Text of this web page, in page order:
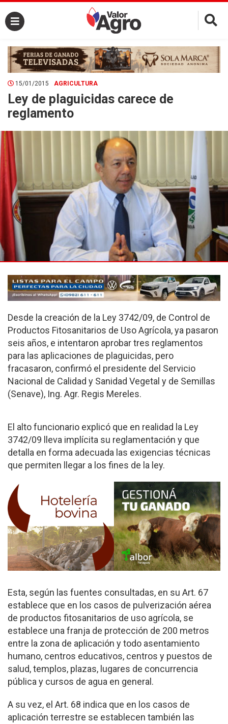
×
15/01/2015 AGRICULTURA
Ley de plaguicidas carece de
reglamento
Desde la creación de la Ley 3742/09, de Control de
Productos Fitosanitarios de Uso Agrícola, ya pasaron
seis años, e intentaron aprobar tres reglamentos
para las aplicaciones de plaguicidas, pero
fracasaron, confirmó el presidente del Servicio
Nacional de Calidad y Sanidad Vegetal y de Semillas
(Senave), Ing. Agr. Regis Mereles.
El alto funcionario explicó que en realidad la Ley
3742/09 lleva implícita su reglamentación y que
detalla en forma adecuada las exigencias técnicas
que permiten llegar a los fines de la ley.
Esta, según las fuentes consultadas, en su Art. 67
establece que en los casos de pulverización aérea
de productos fitosanitarios de uso agrícola, se
establece una franja de protección de 200 metros
entre la zona de aplicación y todo asentamiento
humano, centros educativos, centros y puestos de
salud, templos, plazas, lugares de concurrencia
pública y cursos de agua en general.
A su vez, el Art. 68 indica que en los casos de
aplicación terrestre se establecen también las